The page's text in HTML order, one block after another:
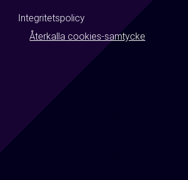
Integritetspolicy
Återkalla cookies-samtycke